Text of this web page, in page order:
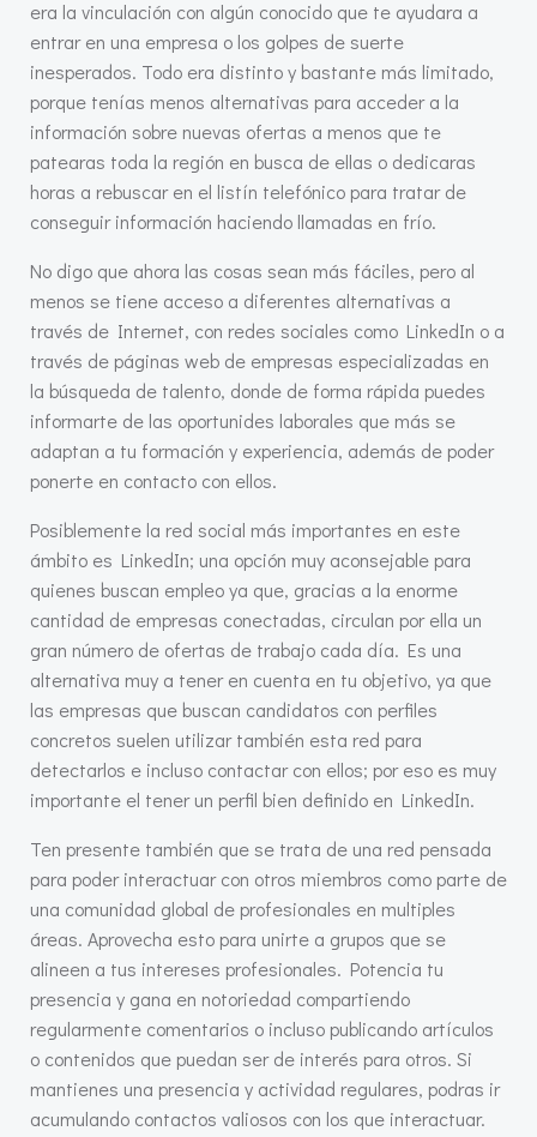
era la vinculación con algún conocido que te ayudara a
entrar en una empresa o los golpes de suerte
inesperados. Todo era distinto y bastante más limitado,
porque tenías menos alternativas para acceder a la
información sobre nuevas ofertas a menos que te
patearas toda la región en busca de ellas o dedicaras
horas a rebuscar en el listín telefónico para tratar de
conseguir información haciendo llamadas en frío.
No digo que ahora las cosas sean más fáciles, pero al
menos se tiene acceso a diferentes alternativas a
través de Internet, con redes sociales como LinkedIn o a
través de páginas web de empresas especializadas en
la búsqueda de talento, donde de forma rápida puedes
informarte de las oportunides laborales que más se
adaptan a tu formación y experiencia, además de poder
ponerte en contacto con ellos.
Posiblemente la red social más importantes en este
ámbito es LinkedIn; una opción muy aconsejable para
quienes buscan empleo ya que, gracias a la enorme
cantidad de empresas conectadas, circulan por ella un
gran número de ofertas de trabajo cada día. Es una
alternativa muy a tener en cuenta en tu objetivo, ya que
las empresas que buscan candidatos con perfiles
concretos suelen utilizar también esta red para
detectarlos e incluso contactar con ellos; por eso es muy
importante el tener un perfil bien definido en LinkedIn.
Ten presente también que se trata de una red pensada
para poder interactuar con otros miembros como parte de
una comunidad global de profesionales en multiples
áreas. Aprovecha esto para unirte a grupos que se
alineen a tus intereses profesionales. Potencia tu
presencia y gana en notoriedad compartiendo
regularmente comentarios o incluso publicando artículos
o contenidos que puedan ser de interés para otros. Si
mantienes una presencia y actividad regulares, podras ir
acumulando contactos valiosos con los que interactuar.